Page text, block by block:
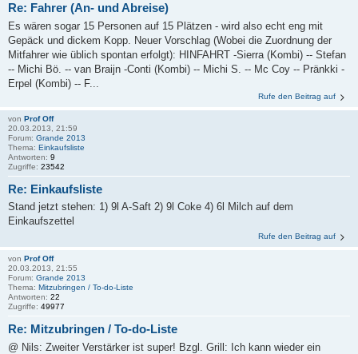
Re: Fahrer (An- und Abreise)
Es wären sogar 15 Personen auf 15 Plätzen - wird also echt eng mit
Gepäck und dickem Kopp. Neuer Vorschlag (Wobei die Zuordnung der
Mitfahrer wie üblich spontan erfolgt): HINFAHRT -Sierra (Kombi) -- Stefan
-- Michi Bö. -- van Braijn -Conti (Kombi) -- Michi S. -- Mc Coy -- Pränkki -
Erpel (Kombi) -- F...
Rufe den Beitrag auf
von Prof Off
20.03.2013, 21:59
Forum: Grande 2013
Thema: Einkaufsliste
Antworten: 9
Zugriffe: 23542
Re: Einkaufsliste
Stand jetzt stehen: 1) 9l A-Saft 2) 9l Coke 4) 6l Milch auf dem
Einkaufszettel
Rufe den Beitrag auf
von Prof Off
20.03.2013, 21:55
Forum: Grande 2013
Thema: Mitzubringen / To-do-Liste
Antworten: 22
Zugriffe: 49977
Re: Mitzubringen / To-do-Liste
@ Nils: Zweiter Verstärker ist super! Bzgl. Grill: Ich kann wieder ein